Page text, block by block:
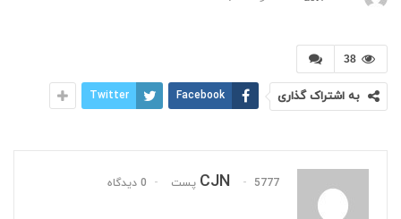
38
به اشتراک گذاری Facebook
Twitter
CJN 5777 پست 0 دیدگاه